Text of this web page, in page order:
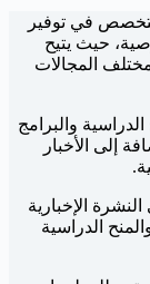
في توفير
حيث يتيح
المجالات
والبرامج
إلى الأخبار
الإخبارية
الدراسية